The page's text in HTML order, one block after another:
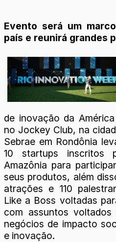
Evento será um
país e reunirá grandes
de inovação da
no Jockey Club, na
Sebrae em Rondônia
10 startups inscritos
Amazônia para
seus produtos, além
atrações e 110
Like a Boss voltadas
com assuntos voltados
negócios de impacto
e inovação.